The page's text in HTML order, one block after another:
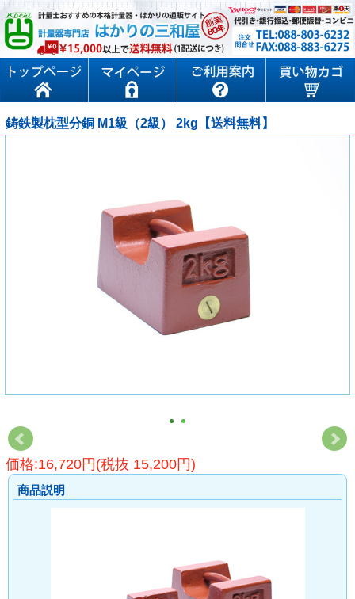
鋳鉄製枕型分銅 M1級（2級） 2kg【送料無料】
価格:16,720円(税抜 15,200円)
商品説明